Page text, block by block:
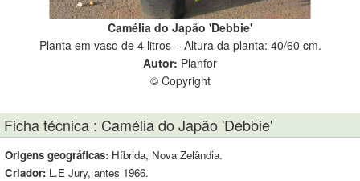
Camélia do Japão 'Debbie'
Planta em vaso de 4 litros – Altura da planta: 40/60 cm.
Autor: Planfor
© Copyright
Ficha técnica : Camélia do Japão 'Debbie'
Origens geográficas: Híbrida, Nova Zelândia.
Criador: L.E Jury, antes 1966.